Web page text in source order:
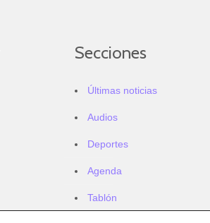
Secciones
Últimas noticias
Audios
Deportes
Agenda
Tablón